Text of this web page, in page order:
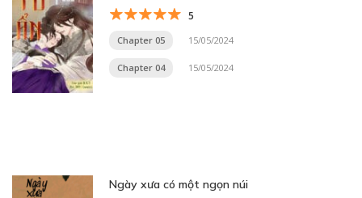
5
Chapter 05 15/05/2024
Chapter 04 15/05/2024
Ngày xưa có một ngọn núi